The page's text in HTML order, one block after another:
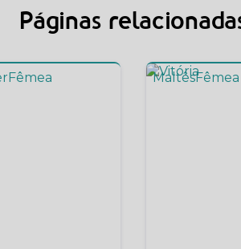
Páginas
Fêmea MaltêsFêmea